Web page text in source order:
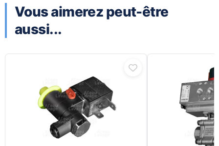
Vous aimerez peut-être
aussi...
produit
a
plusieurs
variations.
Les